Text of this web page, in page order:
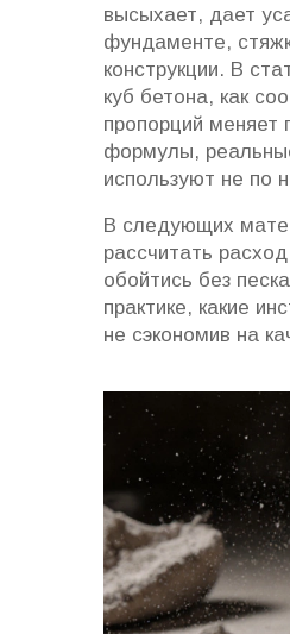
высыхает, дает
фундаменте,
конструкции. В
куб бетона, как
пропорций меняет
формулы,
используют не по
В следующих
рассчитать
обойтись без
практике, какие
не сэкономив на